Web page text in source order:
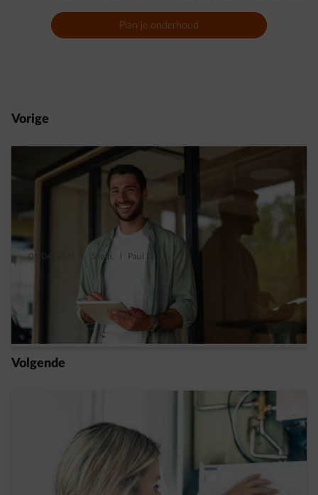
Plan je onderhoud
Vorige
01/04/2026 5 min. Paul D.
Volgende